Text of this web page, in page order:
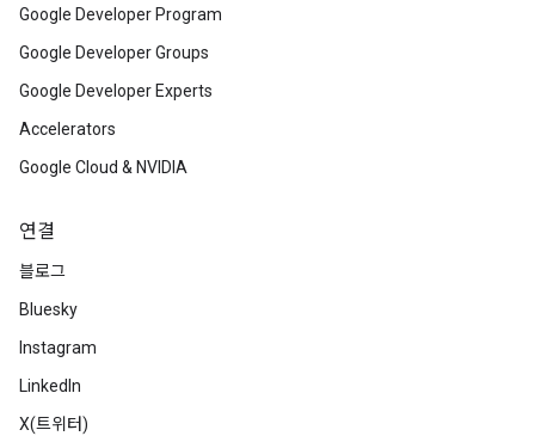
Google Developer Program
Google Developer Groups
Google Developer Experts
Accelerators
Google Cloud & NVIDIA
연결
블로그
Bluesky
Instagram
LinkedIn
X(트위터)